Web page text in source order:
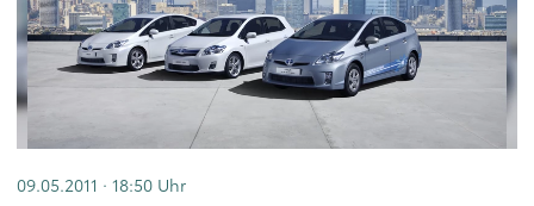
09.05.2011 · 18:50 Uhr